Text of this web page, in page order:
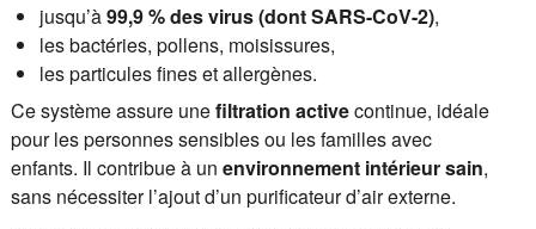
jusqu’à99,9 % des virus (dont SARS-CoV-2),
les bactéries, pollens, moisissures,
les particules fines et allergènes.
Ce système assure unefiltration activecontinue, idéale
pour les personnes sensibles ou les familles avec
enfants. Il contribue à un environnement intérieur sain,
sans nécessiter l’ajout d’un purificateur d’air externe.